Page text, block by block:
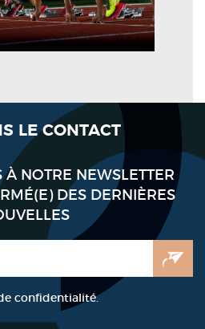
LE CONTACT
NOTRE NEWSLETTER
DES DERNIÈRES
confidentialité.